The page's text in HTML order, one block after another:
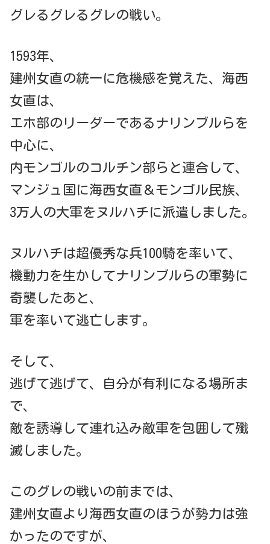
グレるグレるグレの戦い。
1593年、
建州女直の統一に危機感を覚えた、海西
女直は、
エホ部のリーダーであるナリンブルらを
中心に、
内モンゴルのコルチン部らと連合して、
マンジュ国に海西女直＆モンゴル民族、
3万人の大軍をヌルハチに派遣しました。
ヌルハチは超優秀な兵100騎を率いて、
機動力を生かしてナリンブルらの軍勢に
奇襲したあと、
軍を率いて逃亡します。
そして、
逃げて逃げて、自分が有利になる場所ま
で、
敵を誘導して連れ込み敵軍を包囲して殲
滅しました。
このグレの戦いの前までは、
建州女直より海西女直のほうが勢力は強
かったのですが、